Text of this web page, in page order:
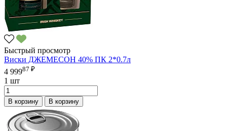
Быстрый просмотр
Виски ДЖЕМЕСОН 40% ПК 2*0.7л
4 99987 ₽
1 шт
В корзину В корзину